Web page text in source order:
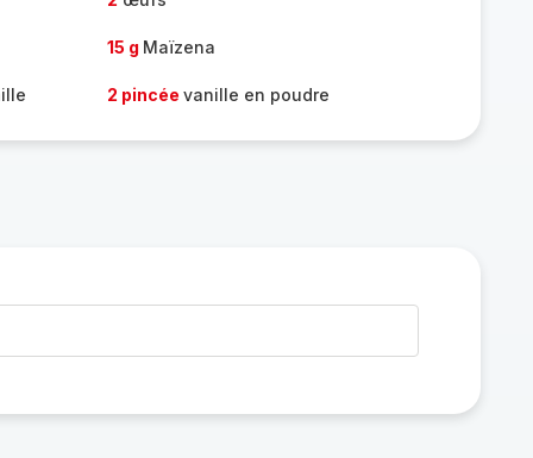
15 g Maïzena
2 pincée vanille en poudre